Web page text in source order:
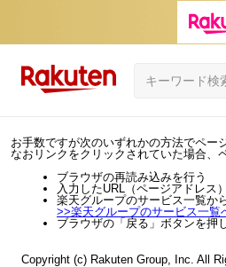
お手数ですが次のいずれかの方法でペー
なおリンクをクリックされていた場合、
ブラウザの再読み込みを行う
入力したURL（ページアドレス
楽天グループのサービス一覧か
>>楽天グループのサービス一覧
ブラウザの「戻る」ボタンを押
Copyright (c) Rakuten Group, Inc. All